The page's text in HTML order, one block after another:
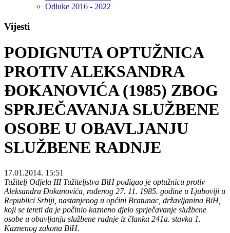
Odluke 2016 - 2022
Vijesti
PODIGNUTA OPTUŽNICA
PROTIV ALEKSANDRA
ĐOKANOVIĆA (1985) ZBOG
SPRJEČAVANJA SLUŽBENE
OSOBE U OBAVLJANJU
SLUŽBENE RADNJE
17.01.2014. 15:51
Tužitelj Odjela III Tužiteljstva BiH podigao je optužnicu protiv
Aleksandra Đokanovića, rođenog 27. 11. 1985. godine u Ljuboviji u
Republici Srbiji, nastanjenog u općini Bratunac, državljanina BiH,
koji se tereti da je počinio kazneno djelo sprječavanje službene
osobe u obavljanju službene radnje iz članka 241a. stavka 1.
Kaznenog zakona BiH.